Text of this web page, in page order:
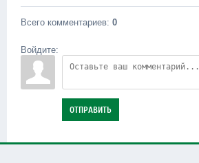
Всего комментариев: 0
Войдите:
ОТПРАВИТЬ